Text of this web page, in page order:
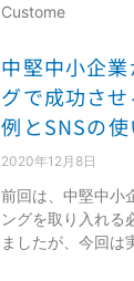
Custome
中堅中小企
グで成功さ
例とSNSの使
2020年12月8日
前回は、中堅中小
ングを取り入れる
ましたが、今回は